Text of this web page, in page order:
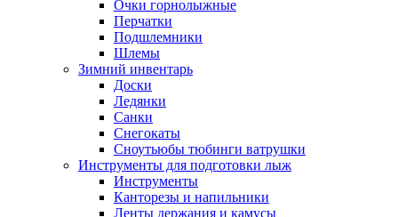
Очки горнолыжные
Перчатки
Подшлемники
Шлемы
Зимний инвентарь
Доски
Ледянки
Санки
Снегокаты
Сноутьюбы тюбинги ватрушки
Инструменты для подготовки лыж
Инструменты
Канторезы и напильники
Ленты держания и камусы